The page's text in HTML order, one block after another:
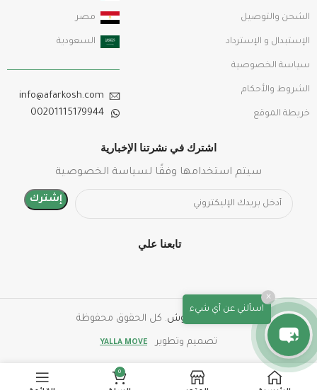
الشحن والتوصيل
الإستبدال و الإسترداد
سياسة الخصوصية
الشروط والأحكام
خريطة الموقع
مصر
السعودية
info@afarkosh.com
00201115179944
اشترك في نشرتنا الإخبارية
سيتم استخدامها وفقًا لسياسة الخصوصية
تابعنا علي
عفركوش. كل الحقوق محفوظة
تصميم وتطوير YALLA MOVE
اسألني عن أي شيء
×
0